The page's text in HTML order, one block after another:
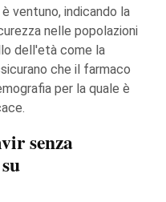
ventuno, indicando la
nelle popolazioni
dell'età come la
che il farmaco
per la quale è
senza